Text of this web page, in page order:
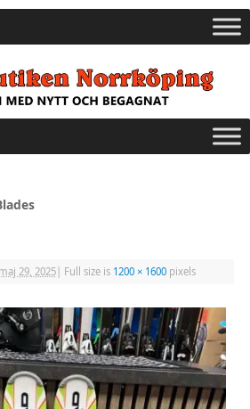
maj 29, 2025| Full size is 1200 × 1600pixels